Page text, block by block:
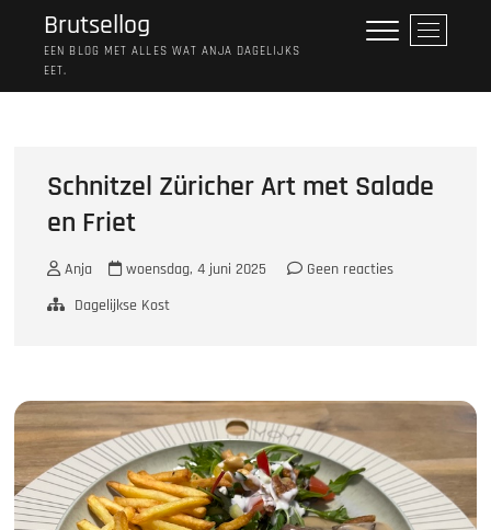
Brutsellog
EEN BLOG MET ALLES WAT ANJA DAGELIJKS
EET.
M
e
o
p
Schnitzel Züricher Art met Salade
en Friet
Anja woensdag, 4 juni 2025
Geen reacties
Dagelijkse Kost